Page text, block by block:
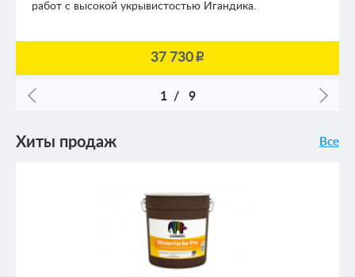
работ с высокой укрывистостью Игандика.
37 730p
1 / 9
Хиты продаж Все